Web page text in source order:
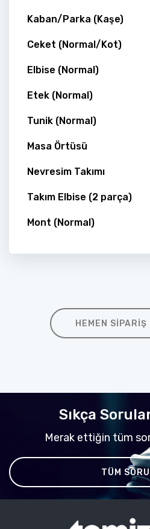
Kaban/Parka (Kaşe)
Ceket (Normal/Kot)
Elbise (Normal)
Etek (Normal)
Tunik (Normal)
Masa Örtüsü
Nevresim Takımı
Takım Elbise (2 parça)
Mont (Normal)
HEMEN
Sıkça
Merak ettiğin tüm
TÜM